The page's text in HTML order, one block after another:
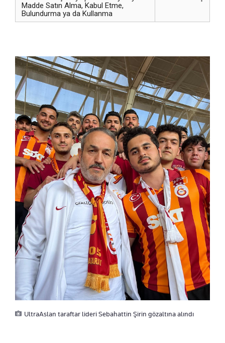
Madde Satın Alma, Kabul Etme,
Bulundurma ya da Kullanma
UltraAslan taraftar lideri Sebahattin Şirin gözaltına alındı